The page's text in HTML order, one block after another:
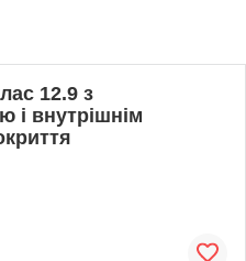
12.9 з
і внутрішнім